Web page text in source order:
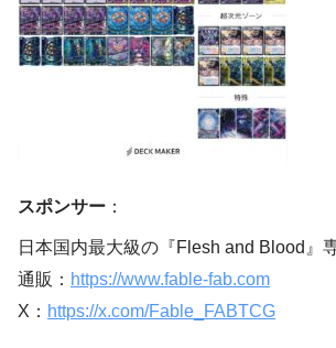
スポンサー ：
日本国内最大級の『Flesh and Blood』
通販： https://www.fable-fab.com
X： https://x.com/Fable_FABTCG